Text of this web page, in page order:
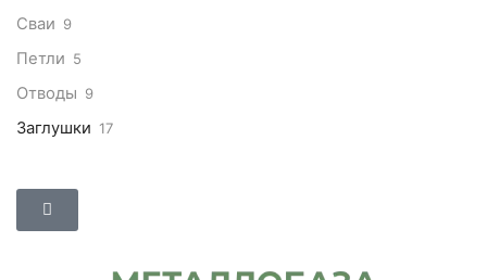
Сваи 9
Петли 5
Отводы 9
Заглушки 17